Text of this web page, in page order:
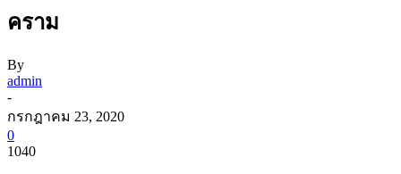
คราม
By
admin
-
กรกฎาคม 23, 2020
0
1040